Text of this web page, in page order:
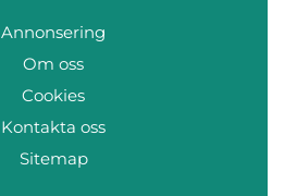
Annonsering
Om oss
Cookies
Kontakta oss
Sitemap